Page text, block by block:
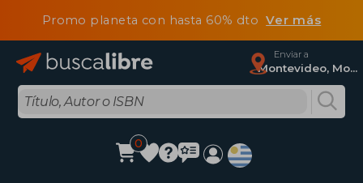
Promo planeta con hasta 60% dtoVer más
Enviar a
Montevideo, Montevideo
0